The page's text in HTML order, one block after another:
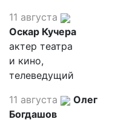
11 августа
Оскар Кучера
актер театра
и кино,
телеведущий
11 августа
Олег
Богдашов